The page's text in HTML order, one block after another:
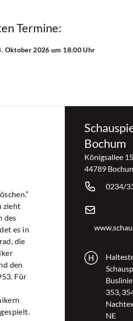
Termine:
Oktober 2026 um 18:00 Uhr
zieht
des
es in
die
den
Für
Bochum
Königsallee 15
44789
0234/
353,
NE